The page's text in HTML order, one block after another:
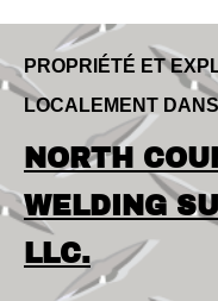
LOCALLY OWNED &
VERMONT
NORTH
WELDING
LLC
PROPRIÉTÉ ET
LOCALEMENT
NORTH
WELDING
LLC.